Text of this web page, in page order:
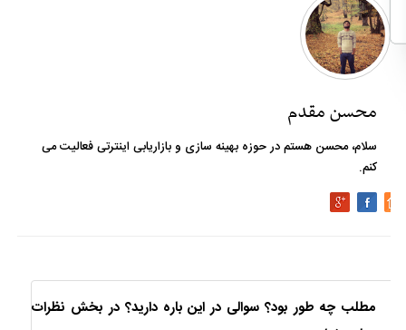
محسن مقدم
سلام، محسن هستم در حوزه بهینه سازی و بازاریابی اینترتی فعالیت می
کنم.
مطلب چه طور بود؟ سوالی در این باره دارید؟ در بخش نظرات